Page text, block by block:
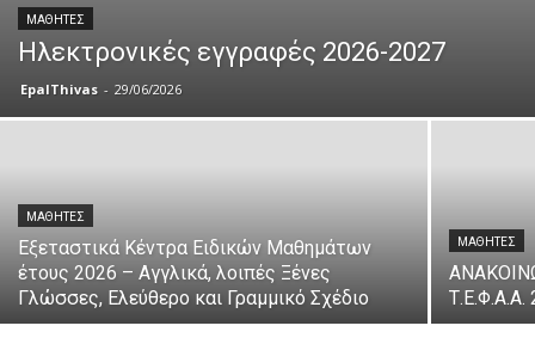
ΜΑΘΗΤΈΣ
Ηλεκτρονικές εγγραφές 2026-2027
EpalThivas - 29/06/2026
ΜΑΘΗΤΈΣ
Εξεταστικά Κέντρα Ειδικών Μαθημάτων
έτους 2026 – Αγγλικά, λοιπές Ξένες
Γλώσσες, Ελεύθερο και Γραμμικό Σχέδιο
ΜΑΘΗΤΈΣ
Τ.Ε.Φ.Α.Α.